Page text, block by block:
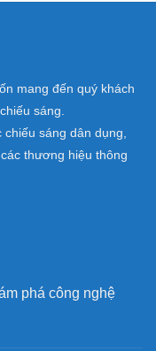
mang đến quý khách
sáng.
sáng dân dụng,
thương hiệu thông
phá công nghệ